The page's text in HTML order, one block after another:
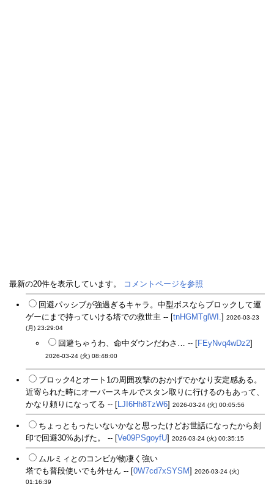
最新の20件を表示しています。 コメントページを参照
回避パッシブが強過ぎるキャラ。中型ボスならブロックして運
ゲーにまで持っていける塔での救世主 -- [tnHGMTglWI.] 2026-03-23
(月) 23:29:04
回避ちゃうわ、命中ダウンだわさ… -- [FEyNvq4wDz2]
2026-03-24 (火) 08:48:00
ブロック4とオート1の周囲攻撃のおかげでかなり安定感ある。
近寄られた時にオーバースキルでスタン取りに行けるのもあって、
かなり頼りになってる -- [ LJI6Hh8TzW6] 2026-03-24 (火) 00:05:56
ちょっともったいないかなと思ったけどお世話になったから刻
印で回避30%あげた。 -- [Ve09PSgoyfU] 2026-03-24 (火) 00:35:15
ムルミィとのコンビが物凄く強い
塔でも普段使いでも外せん -- [0W7cd7xSYSM] 2026-03-24 (火)
01:16:39